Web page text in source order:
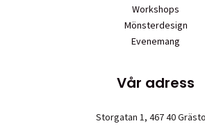
Workshops
Mönsterdesign
Evenemang
Vår adress
Storgatan 1, 467 40